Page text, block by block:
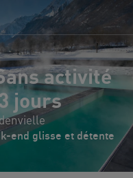
activité
jours
end glisse et détente